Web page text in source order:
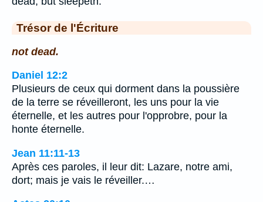
Trésor de l'Écriture
not dead.
Daniel 12:2
Plusieurs de ceux qui dorment dans la poussière
de la terre se réveilleront, les uns pour la vie
éternelle, et les autres pour l'opprobre, pour la
honte éternelle.
Jean 11:11-13
Après ces paroles, il leur dit: Lazare, notre ami,
dort; mais je vais le réveiller.…